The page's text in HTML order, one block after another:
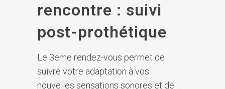
rencontre : suivi
post-prothétique
Le 3eme rendez-vous permet de
suivre votre adaptation à vos
nouvelles sensations sonores et de